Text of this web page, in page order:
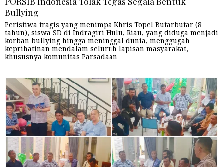
Bullying
Peristiwa tragis yang menimpa Khris Topel Butarbutar (8
tahun), siswa SD di Indragiri Hulu, Riau, yang diduga menjadi
korban bullying hingga meninggal dunia, menggugah
keprihatinan mendalam seluruh lapisan masyarakat,
khususnya komunitas Parsadaan